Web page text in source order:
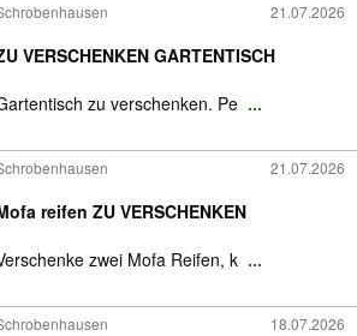
21.07.2026
VERSCHENKEN GARTENTISCH
zu verschenken. Pe ...
21.07.2026
reifen ZU VERSCHENKEN
zwei Mofa Reifen, k ...
18.07.2026